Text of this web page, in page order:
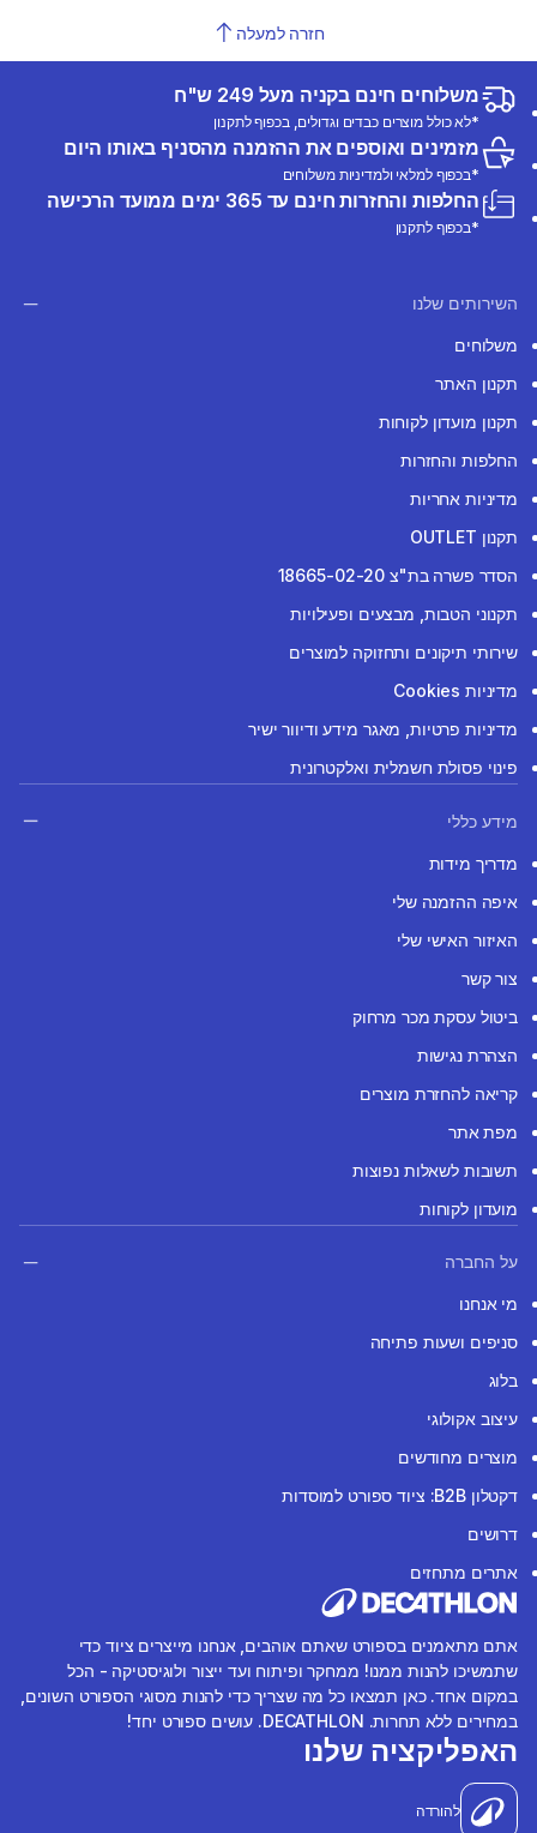
חזרה למעלה
משלוחים חינם בקניה מעל 249 ש"ח
*לא כולל מוצרים כבדים וגדולים, בכפוף לתקנון
מזמינים ואוספים את ההזמנה מהסניף באותו היום
*בכפוף למלאי ולמדיניות משלוחים
החלפות והחזרות חינם עד 365 ימים ממועד הרכישה
*בכפוף לתקנון
השירותים שלנו
משלוחים
תקנון האתר
תקנון מועדון לקוחות
החלפות והחזרות
מדיניות אחריות
תקנון OUTLET
הסדר פשרה בת"צ 18665-02-20
תקנוני הטבות, מבצעים ופעילויות
שירותי תיקונים ותחזוקה למוצרים
מדיניות Cookies
מדיניות פרטיות, מאגר מידע ודיוור ישיר
פינוי פסולת חשמלית ואלקטרונית
מידע כללי
מדריך מידות
איפה ההזמנה שלי
האיזור האישי שלי
צור קשר
ביטול עסקת מכר מרחוק
הצהרת נגישות
קריאה להחזרת מוצרים
מפת אתר
תשובות לשאלות נפוצות
מועדון לקוחות
על החברה
מי אנחנו
סניפים ושעות פתיחה
בלוג
עיצוב אקולוגי
מוצרים מחודשים
דקטלון B2B: ציוד ספורט למוסדות
דרושים
אתרים מתחזים
אתם מתאמנים בספורט שאתם אוהבים, אנחנו מייצרים ציוד כדי
שתמשיכו להנות ממנו! ממחקר ופיתוח ועד ייצור ולוגיסטיקה - הכל
במקום אחד. כאן תמצאו כל מה שצריך כדי להנות מסוגי הספורט השונים,
במחירים ללא תחרות. DECATHLON. עושים ספורט יחד!
האפליקציה שלנו
להורדה